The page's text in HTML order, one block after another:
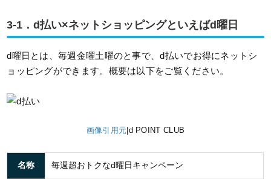
3-1．d払い×ネットショッピングといえばd曜日
d曜日とは、毎週金曜土曜のと事で、d払いでお得にネットシ
ョッピングができます。概要は以下をご覧ください。
画像引用元|d POINT CLUB
名称 毎週超おトクなd曜日キャンペーン